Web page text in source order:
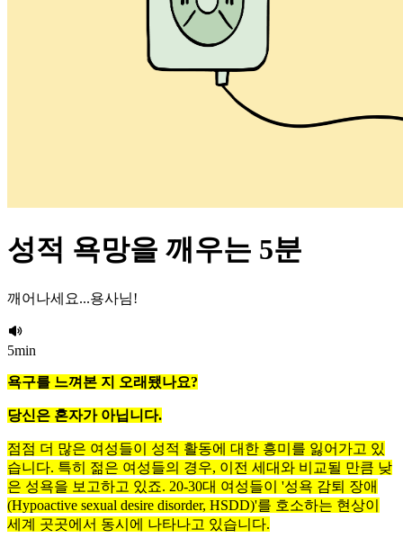
성적 욕망을 깨우는 5분
깨어나세요...용사님!
5min
욕구를 느껴본 지 오래됐나요?
당신은 혼자가 아닙니다.
점점 더 많은 여성들이 성적 활동에 대한 흥미를 잃어가고 있
습니다. 특히 젊은 여성들의 경우, 이전 세대와 비교될 만큼 낮
은 성욕을 보고하고 있죠. 20-30대 여성들이 '성욕 감퇴 장애
(Hypoactive sexual desire disorder, HSDD)'를 호소하는 현상이
세계 곳곳에서 동시에 나타나고 있습니다.